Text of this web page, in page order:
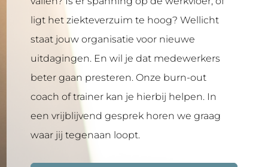
ligt het ziekteverzuim te hoog? Wellicht
staat jouw organisatie voor nieuwe
uitdagingen. En wil je dat medewerkers
beter gaan presteren. Onze burn-out
coach of trainer kan je hierbij helpen. In
een vrijblijvend gesprek horen we graag
waar jij tegenaan loopt.